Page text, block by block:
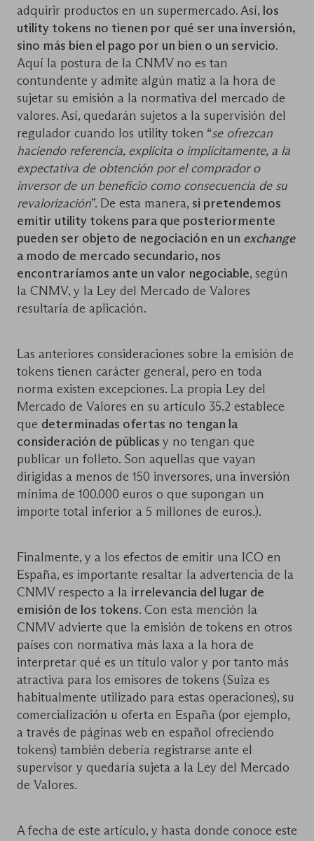
adquirir productos en un supermercado. Así, los
utility tokens no tienen por qué ser una inversión,
sino más bien el pago por un bien o un servicio.
Aquí la postura de la CNMV no es tan
contundente y admite algún matiz a la hora de
sujetar su emisión a la normativa del mercado de
valores. Así, quedarán sujetos a la supervisión del
regulador cuando los utility token “se ofrezcan
haciendo referencia, explícita o implícitamente, a la
expectativa de obtención por el comprador o
inversor de un beneficio como consecuencia de su
revalorización”. De esta manera, si pretendemos
emitir utility tokens para que posteriormente
pueden ser objeto de negociación en un exchange
a modo de mercado secundario, nos
encontraríamos ante un valor negociable, según
la CNMV, y la Ley del Mercado de Valores
resultaría de aplicación.
Las anteriores consideraciones sobre la emisión de
tokens tienen carácter general, pero en toda
norma existen excepciones. La propia Ley del
Mercado de Valores en su artículo 35.2 establece
que determinadas ofertas no tengan la
consideración de públicas y no tengan que
publicar un folleto. Son aquellas que vayan
dirigidas a menos de 150 inversores, una inversión
mínima de 100.000 euros o que supongan un
importe total inferior a 5 millones de euros.).
Finalmente, y a los efectos de emitir una ICO en
España, es importante resaltar la advertencia de la
CNMV respecto a la irrelevancia del lugar de
emisión de los tokens. Con esta mención la
CNMV advierte que la emisión de tokens en otros
países con normativa más laxa a la hora de
interpretar qué es un título valor y por tanto más
atractiva para los emisores de tokens (Suiza es
habitualmente utilizado para estas operaciones), su
comercialización u oferta en España (por ejemplo,
a través de páginas web en español ofreciendo
tokens) también debería registrarse ante el
supervisor y quedaría sujeta a la Ley del Mercado
de Valores.
A fecha de este artículo, y hasta donde conoce este